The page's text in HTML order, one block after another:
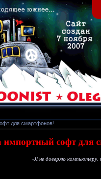
для смартфонов!
импортный софт для
«Я не доверяю компьютеру,